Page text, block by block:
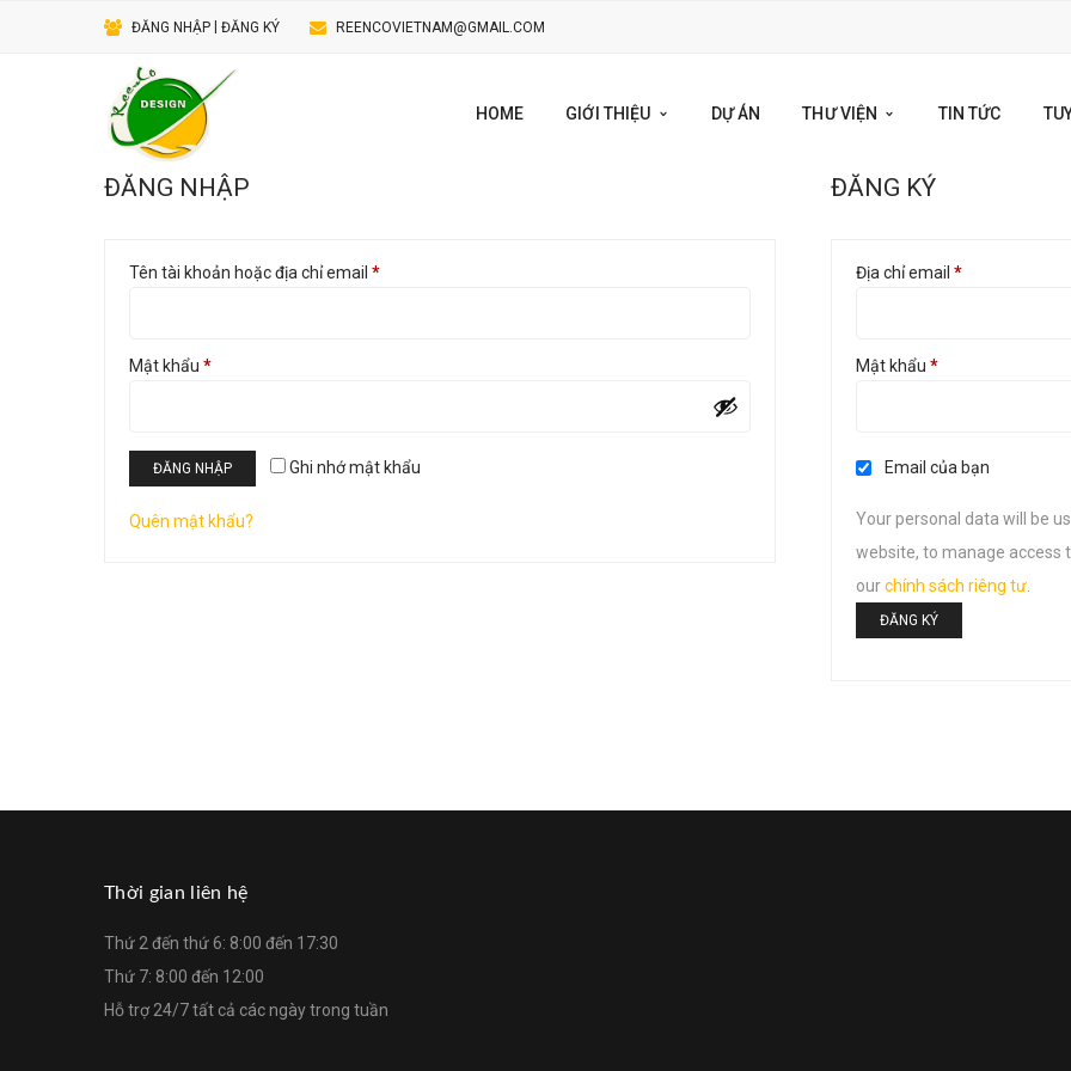
ĐĂNG NHẬP ĐĂNG KÝ REENCOVIETNAM@GMAIL.COM
HOME GIỚI THIỆU DỰ ÁN THƯ VIỆN TIN TỨC
ĐĂNG NHẬP
Tên tài khoản hoặc địa chỉ email *
Mật khẩu *
Ghi nhớ mật khẩu
ĐĂNG NHẬP
Quên mật khẩu?
ĐĂNG KÝ
Địa chỉ email*
Mật khẩu*
Email của bạn
Your personal data will be
website, to manage access
ourchính sách riêng tư
ĐĂNG KÝ
Thời gian liên hệ
Thứ 2 đến thứ 6: 8:00 đến 17:30
Thứ 7: 8:00 đến 12:00
Hỗ trợ 24/7 tất cả các ngày trong tuần